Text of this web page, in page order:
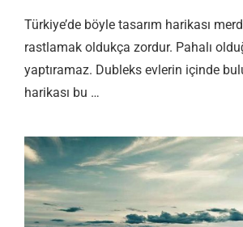
Türkiye’de böyle tasarım harikası
rastlamak oldukça zordur. Pahalı
yaptıramaz. Dubleks evlerin içinde
harikası bu …